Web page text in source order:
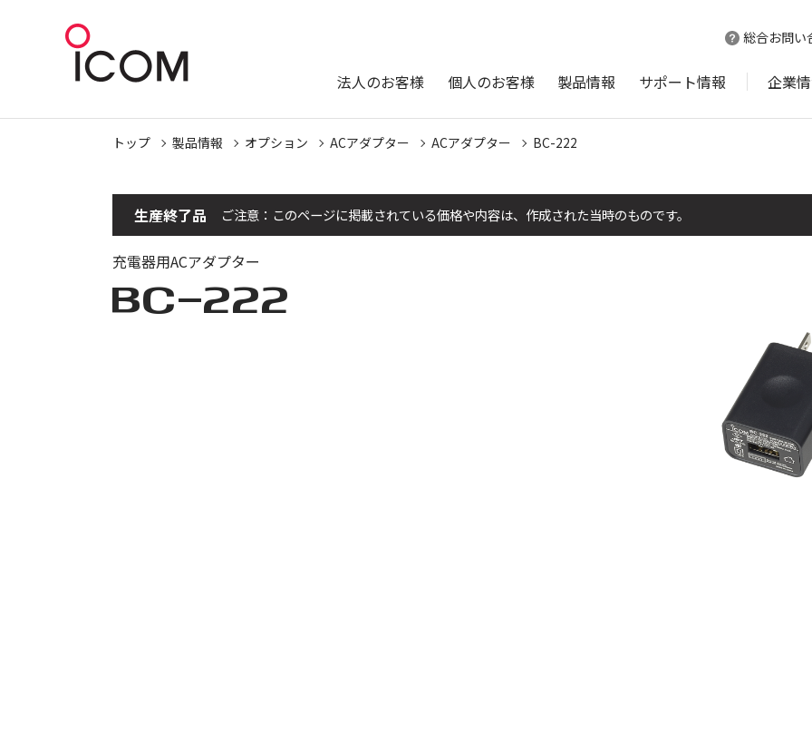
総合お問い
法人のお客様 個人のお客様 製品情報 サポート情報 企業
トップ 製品情報 オプション ACアダプター ACアダプター BC-222
生産終了品 ご注意：このページに掲載されている価格や内容は、作成された当時のものです。
充電器用ACアダプター
BC-222